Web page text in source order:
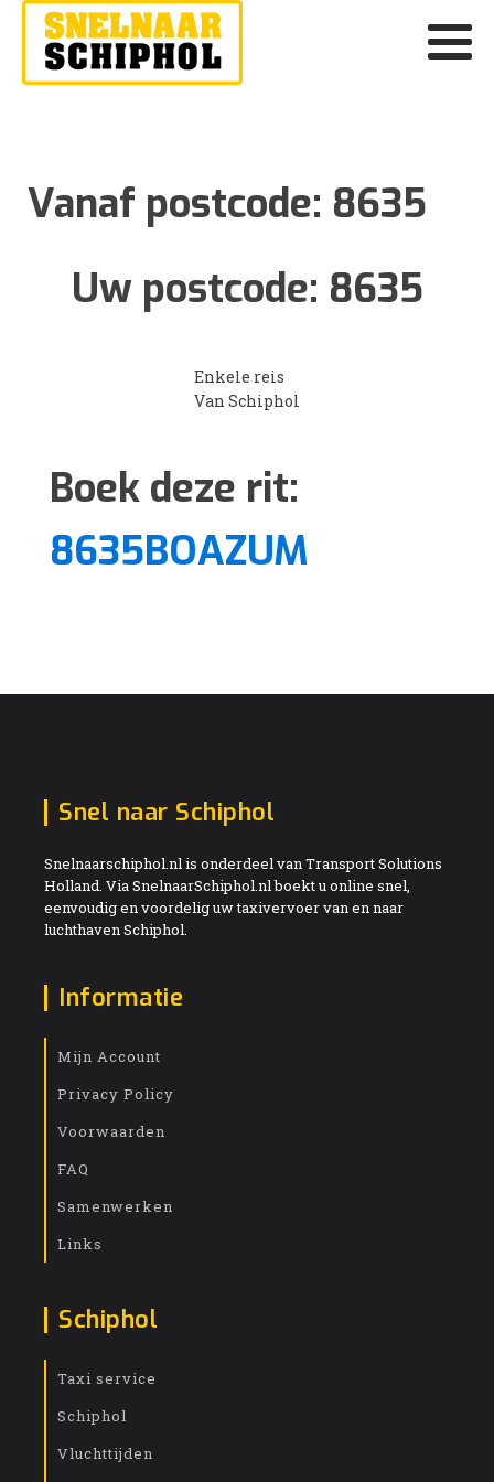
Vanaf postcode: 8635
Uw postcode: 8635
Enkele reis
Van Schiphol
Boek deze rit:
8635BOAZUM
Snel naar Schiphol
Snelnaarschiphol.nl is onderdeel van Transport Solutions
Holland. Via SnelnaarSchiphol.nl boekt u online snel,
eenvoudig en voordelig uw taxivervoer van en naar
luchthaven Schiphol.
Informatie
Mijn Account
Privacy Policy
Voorwaarden
FAQ
Samenwerken
Links
Schiphol
Taxi service
Schiphol
Vluchttijden